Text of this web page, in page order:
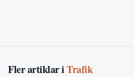
Fler artiklar iTrafik